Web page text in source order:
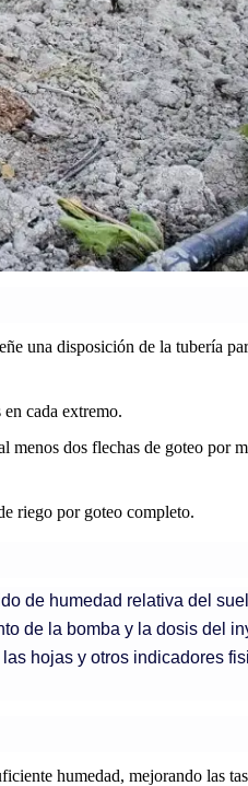
una disposición de la tubería
cada extremo.
menos dos flechas de goteo por
riego por goteo completo.
de humedad relativa del
de la bomba y la dosis del
hojas y otros indicadores
humedad, mejorando las